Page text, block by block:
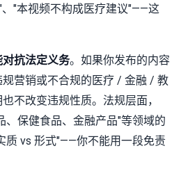
"本视频不构成医疗建议"——这
对抗法定义务。如果你发布的内容
营销或不合规的医疗 / 金融 / 教
不改变违规性质。法规层面，
、保健食品、金融产品"等领域的
质 vs 形式"——你不能用一段免责